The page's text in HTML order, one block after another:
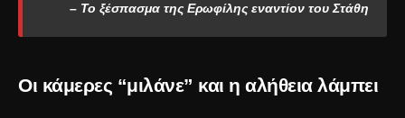
– Το ξέσπασμα της Ερωφίλης εναντίον του Στάθη
Οι κάμερες “μιλάνε” και η αλήθεια λάμπει